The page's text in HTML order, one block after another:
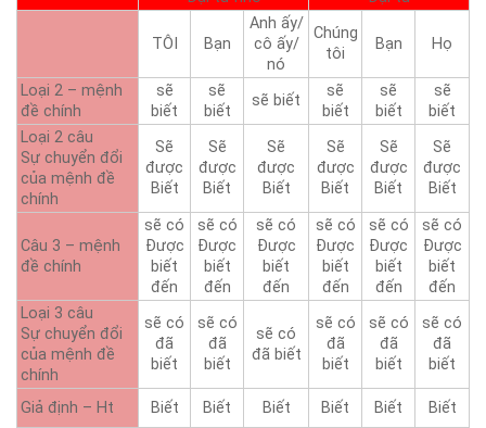
TÔI Bạn
Anh ấy/
cô ấy/
nó
Chúng
tôi
Bạn Họ
Loại 2 – mệnh
đề chính
sẽ
biết
sẽ
biết
sẽ biết
sẽ
biết
sẽ
biết
sẽ
biết
Loại 2 câu
Sự chuyển đổi
của mệnh đề
chính
Sẽ
được
Biết
Sẽ
được
Biết
Sẽ
được
Biết
Sẽ
được
Biết
Sẽ
được
Biết
Sẽ
được
Biết
Câu 3 – mệnh
đề chính
sẽ có
Được
biết
đến
sẽ có
Được
biết
đến
sẽ có
Được
biết
đến
sẽ có
Được
biết
đến
sẽ có
Được
biết
đến
sẽ có
Được
biết
đến
Loại 3 câu
Sự chuyển đổi
của mệnh đề
chính
sẽ có
đã
biết
sẽ có
đã
biết
sẽ có
đã biết
sẽ có
đã
biết
sẽ có
đã
biết
sẽ có
đã
biết
Giả định – Ht Biết Biết Biết Biết Biết Biết